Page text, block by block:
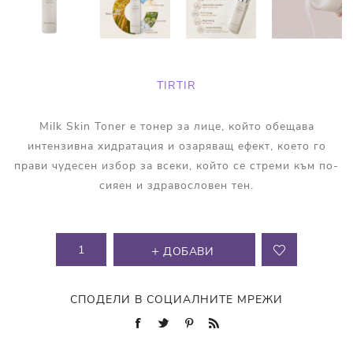
TIRTIR
Milk Skin Toner е тонер за лице, който обещава
интензивна хидратация и озаряващ ефект, което го
прави чудесен избор за всеки, който се стреми към по-
сияен и здравословен тен.
ДОБАВИ
СПОДЕЛИ В СОЦИАЛНИТЕ МРЕЖИ